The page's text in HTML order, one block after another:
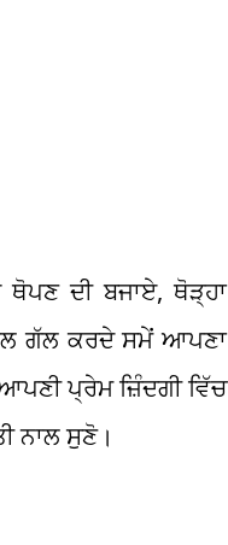
ਦੀ ਬਜਾਏ, ਥੋੜ੍ਹਾ
ਗੱਲ ਕਰਦੇ ਸਮੇਂ ਆਪਣਾ
ਪ੍ਰੇਮ ਜ਼ਿੰਦਗੀ ਵਿੱਚ
ਨਾਲ ਸੁਣੋ।